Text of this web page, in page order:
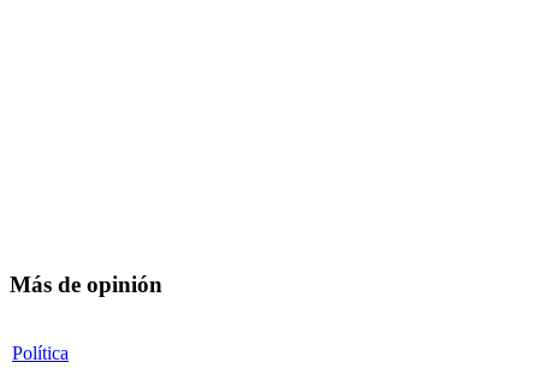
Más de opinión
Política